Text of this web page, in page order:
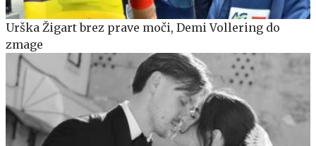
Urška Žigart brez prave moči, Demi Vollering do
zmage